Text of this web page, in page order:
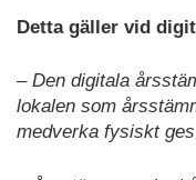
Detta gäller vid
– Den digitala
lokalen som
medverka fysiskt